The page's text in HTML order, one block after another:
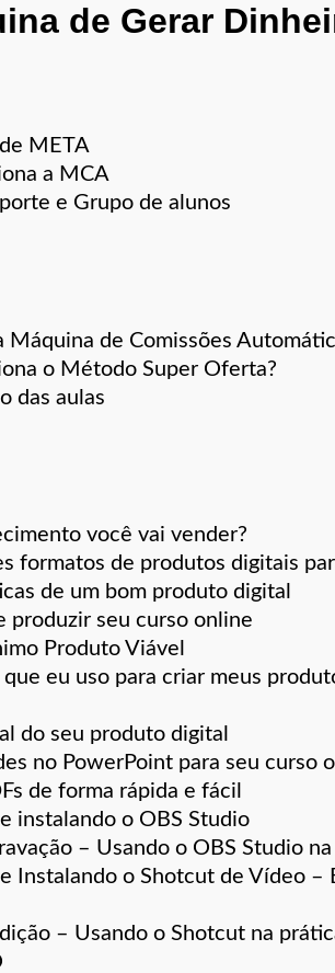
de Gerar
META
a MCA
e Grupo de alunos
Máquina de Comissões
o Método Super Oferta?
das aulas
você vai vender?
formatos de produtos digitais
de um bom produto digital
produzir seu curso online
Produto Viável
que eu uso para criar meus
do seu produto digital
no PowerPoint para seu curso
de forma rápida e fácil
instalando o OBS Studio
– Usando o OBS Studio
Instalando o Shotcut de Vídeo –
– Usando o Shotcut na